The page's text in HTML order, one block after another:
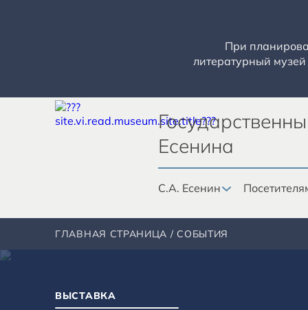
При
литературный
Есенина
С.А. Есенин
ГЛАВНАЯ СТРАНИЦА СОБЫТИЯ
ВЫСТАВКА